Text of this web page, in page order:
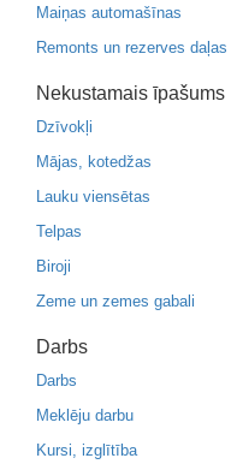
Maiņas automašīnas
Remonts un rezerves daļas
Nekustamais īpašums
Dzīvokļi
Mājas, kotedžas
Lauku viensētas
Telpas
Biroji
Zeme un zemes gabali
Darbs
Darbs
Meklēju darbu
Kursi, izglītība